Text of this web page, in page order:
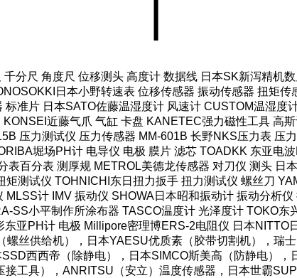
分尺 角度尺 位移测头 高度计 数据线 日本SK新泻精机
日本小野转速表 位移传感器 振动传感器 扭矩
准片 日本SATO佐藤温湿度计 风速计 CUSTOM温湿度
近藤气爪 气缸 卡盘 KANETEC强力磁性工具 高
压力测试仪 压力传感器 MM-601B 长野NKS压力表 压
堀场PH计 电导仪 电极 膜片 滤芯 TOADKK 东亚电
百分表 测厚规 METROL美德龙传感器 对刀仪 测头 日
测试仪 TOHNICHI东日扭力扳手 扭力测试仪 螺丝刀
计 IMV 振动仪 SHOWA日本昭和振动计 振动分析
SS小平制作所涂布器 TASCO温度计 光泽度计 TOKO
亚PH计 电极 Millipore密理博ERS-2电阻仪 日本NITTO
丝供给机），日本YAESU优质素（胶带切割机），瑞
西西帝（除静电），日本SIMCO斯美高（防静电）
工具），ANRITSU（安立）温度传感器，日本世霸